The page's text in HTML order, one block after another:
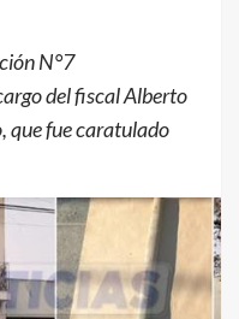
N°7
del fiscal Alberto
que fue caratulado